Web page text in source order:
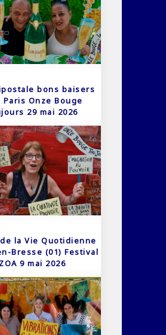
bons baisers
Onze Bouge
29 mai 2026
la Vie Quotidienne
Bresse (01) Festival
ZOA 9 mai 2026